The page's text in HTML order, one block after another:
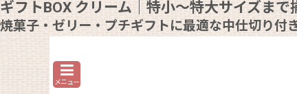
ギフトBOX クリーム｜特小〜特大サイズまで
焼菓子・ゼリー・プチギフトに最適な中仕切り付
メニュー